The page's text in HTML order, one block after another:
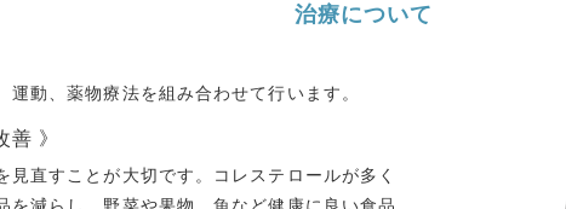
治療について
運動、薬物療法を組み合わせて行います。
善 》
見直すことが大切です。コレステロールが多く
を減らし、野菜や果物、魚など健康に良い食品